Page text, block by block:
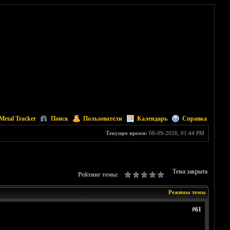
Tracker Поиск Пользователи Календарь Справка
Текущее время: 08-09-2026, 01:44 PM
Тема закрыта
Рейтинг темы:
Режимы темы
#61